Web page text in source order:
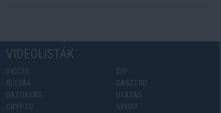
VIDEOLISTÁK
VICCES
BULVÁR
GAZDASÁG
CRYPTO
DIY
GASZTRO
UTAZÁS
SPORT